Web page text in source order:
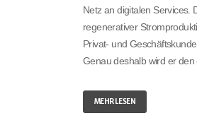
Netz an digitalen Services.
regenerativer
Privat- und
Genau deshalb wird er
MEHR LESEN